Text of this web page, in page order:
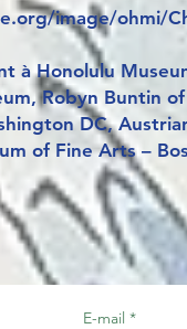
image/ohmi/
à Honolulu
Robyn Buntin
DC,
of Fine Arts –
E-mail